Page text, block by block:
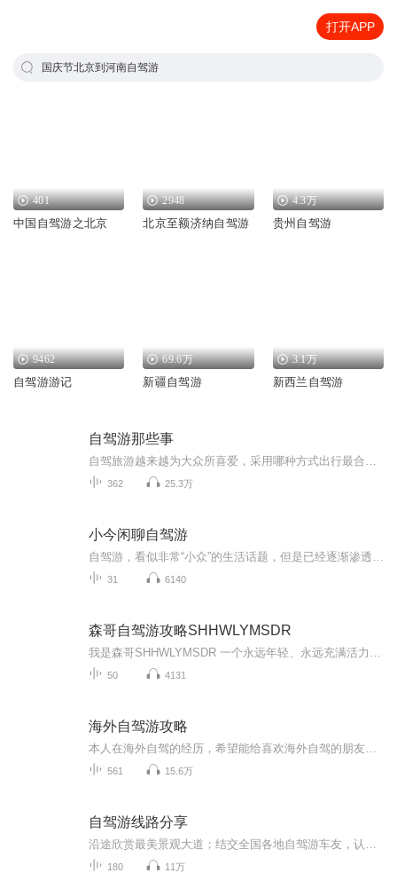
打开APP
国庆节北京到河南自驾游
401
中国自驾游之北京
2948
北京至额济纳自驾游
4.3万
贵州自驾游
9462
自驾游游记
69.6万
新疆自驾游
3.1万
新西兰自驾游
自驾游那些事
362 25.3万
小今闲聊自驾游
31 6140
森哥自驾游攻略SHHWLYMSDR
50 4131
海外自驾游攻略
561 15.6万
自驾游线路分享
180 11万